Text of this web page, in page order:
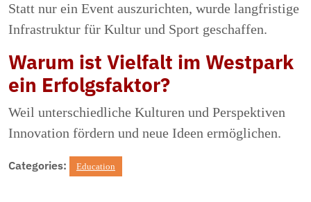
Statt nur ein Event auszurichten, wurde langfristige
Infrastruktur für Kultur und Sport geschaffen.
Warum ist Vielfalt im Westpark
ein Erfolgsfaktor?
Weil unterschiedliche Kulturen und Perspektiven
Innovation fördern und neue Ideen ermöglichen.
Categories: Education